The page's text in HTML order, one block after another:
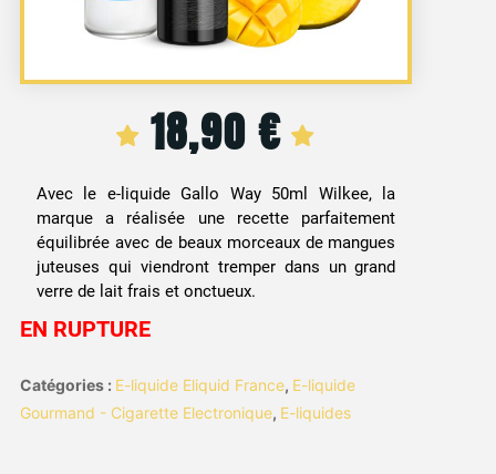
18,90€
Avec le e-liquide Gallo Way 50ml Wilkee, la
marque a réalisée une recette parfaitement
équilibrée avec de beaux morceaux de mangues
juteuses qui viendront tremper dans un grand
verre de lait frais et onctueux.
EN RUPTURE
Catégories : E-liquide Eliquid France, E-liquide
Gourmand - Cigarette Electronique, E-liquides